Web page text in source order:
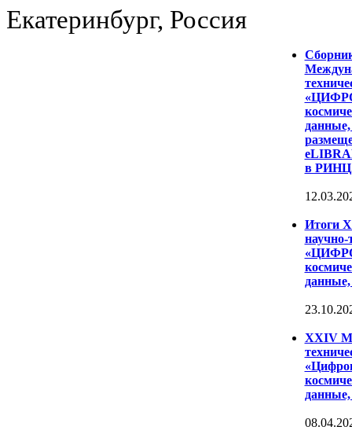
Екатеринбург, Россия
данные,
в
Итоги
научно-
данные,
XXIV
данные,